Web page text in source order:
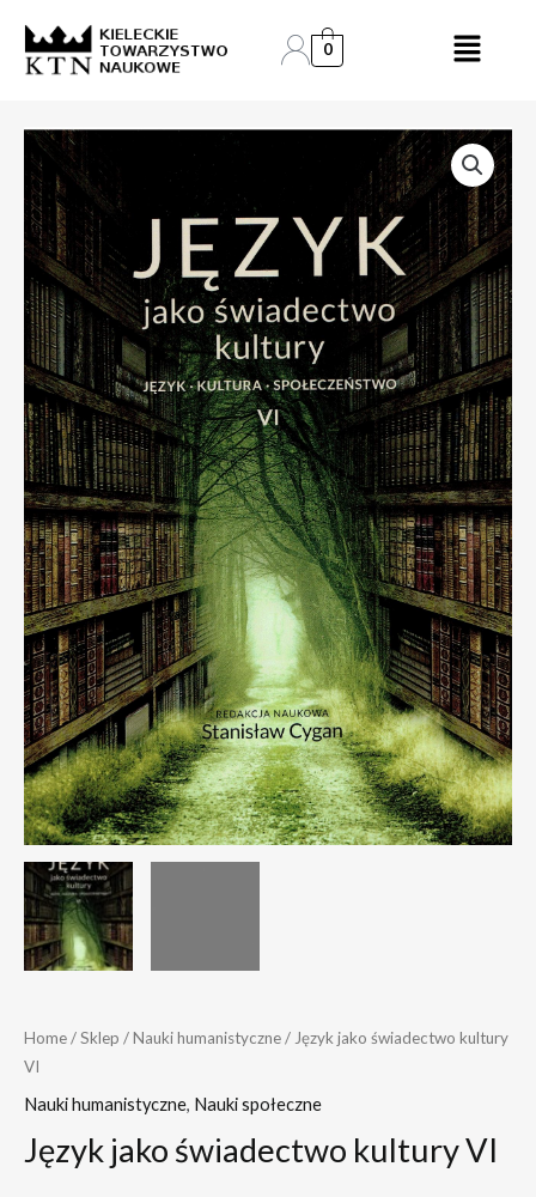
content
0
Home/Sklep /Nauki humanistyczne/ Język jako świadectwo kultury
VI
Nauki humanistyczne, Nauki społeczne
Język jako świadectwo kultury VI
ilość
Język
jako
świadectwo
kultury
VI